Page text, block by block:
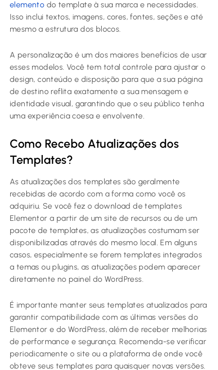
elemento do template à sua marca e necessidades.
Isso inclui textos, imagens, cores, fontes, seções e até
mesmo a estrutura dos blocos.
A personalização é um dos maiores benefícios de usar
esses modelos. Você tem total controle para ajustar o
design, conteúdo e disposição para que a sua página
de destino reflita exatamente a sua mensagem e
identidade visual, garantindo que o seu público tenha
uma experiência coesa e envolvente.
Como Recebo Atualizações dos
Templates?
As atualizações dos templates são geralmente
recebidas de acordo com a forma como você os
adquiriu. Se você fez o download de templates
Elementor a partir de um site de recursos ou de um
pacote de templates, as atualizações costumam ser
disponibilizadas através do mesmo local. Em alguns
casos, especialmente se forem templates integrados
a temas ou plugins, as atualizações podem aparecer
diretamente no painel do WordPress.
É importante manter seus templates atualizados para
garantir compatibilidade com as últimas versões do
Elementor e do WordPress, além de receber melhorias
de performance e segurança. Recomenda-se verificar
periodicamente o site ou a plataforma de onde você
obteve seus templates para quaisquer novas versões.